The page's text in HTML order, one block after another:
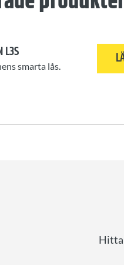
L3S
smarta lås.
Hitta